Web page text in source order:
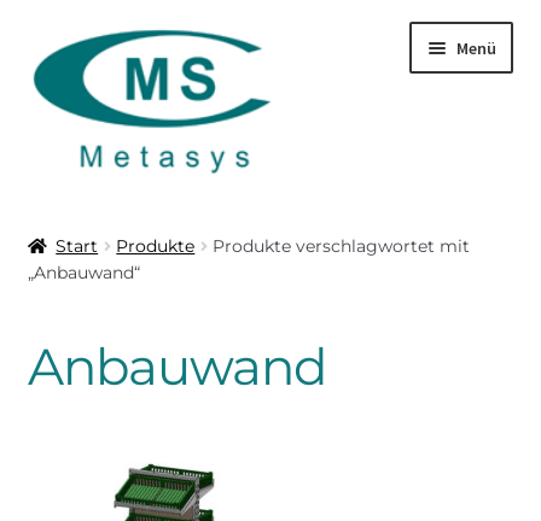
Navigation
springen
Inhalt
springen
Menü
Produkte
Über uns
Start Produkte
Produkte verschlagwortet mit
„Anbauwand“
Anbauwand